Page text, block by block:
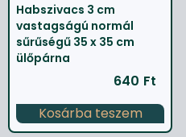
Habszivacs 3 cm
vastagságú normál
sűrűségű 35 x 35 cm
ülőpárna
640 Ft
Kosárba teszem